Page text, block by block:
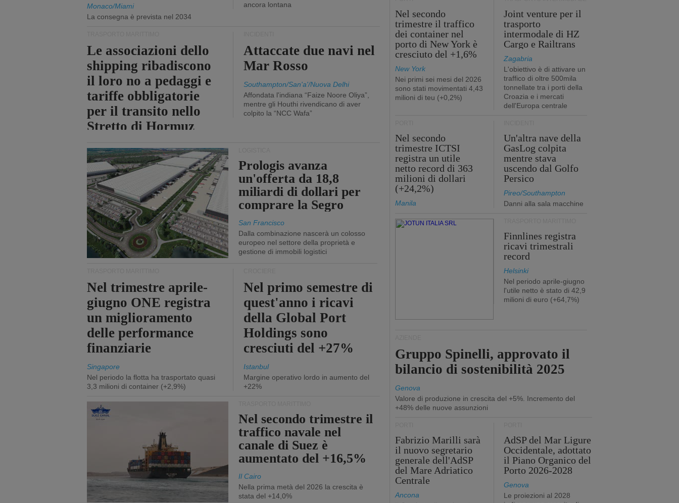
Monaco/Miami
La consegna è prevista nel 2034
ancora lontana
Le associazioni dello
shipping ribadiscono
il loro no a pedaggi e
tariffe obbligatorie
per il transito nello
Stretto di Hormuz
Attaccate due navi nel
Mar Rosso
Southampton/San'a'/Nuova Delhi
Affondata l'indiana “Faize Noore Oliya”,
mentre gli Houthi rivendicano di aver
colpito la “NCC Wafa”
Prologis avanza
un'offerta da 18,8
miliardi di dollari per
comprare la Segro
San Francisco
Dalla combinazione nascerà un colosso
europeo nel settore della proprietà e
gestione di immobili logistici
Nel trimestre aprile-
giugno ONE registra
un miglioramento
delle performance
finanziarie
Singapore
Nel periodo la flotta ha trasportato quasi
3,3 milioni di container (+2,9%)
Nel primo semestre di
quest'anno i ricavi
della Global Port
Holdings sono
cresciuti del +27%
Istanbul
Margine operativo lordo in aumento del
+22%
Nel secondo trimestre il
traffico navale nel
canale di Suez è
aumentato del +16,5%
Il Cairo
Nella prima metà del 2026 la crescita è
stata del +14,0%
Nel secondo
trimestre il traffico
dei container nel
porto di New York è
cresciuto del +1,6%
New York
Nei primi sei mesi del 2026
sono stati movimentati 4,43
milioni di teu (+0,2%)
Joint venture per il
trasporto
intermodale di HZ
Cargo e Railtrans
Zagabria
L'obiettivo è di attivare un
traffico di oltre 500mila
tonnellate tra i porti della
Croazia e i mercati
dell'Europa centrale
Nel secondo
trimestre ICTSI
registra un utile
netto record di 363
milioni di dollari
(+24,2%)
Manila
Un'altra nave della
GasLog colpita
mentre stava
uscendo dal Golfo
Persico
Pireo/Southampton
Danni alla sala macchine
Finnlines registra
ricavi trimestrali
record
Helsinki
Nel periodo aprile-giugno
l'utile netto è stato di 42,9
milioni di euro (+64,7%)
Gruppo Spinelli, approvato il
bilancio di sostenibilità 2025
Genova
Valore di produzione in crescita del +5%. Incremento del
+48% delle nuove assunzioni
Fabrizio Marilli sarà
il nuovo segretario
generale dell'AdSP
del Mare Adriatico
Centrale
Ancona
AdSP del Mar Ligure
Occidentale, adottato
il Piano Organico del
Porto 2026-2028
Genova
Le proiezioni al 2028